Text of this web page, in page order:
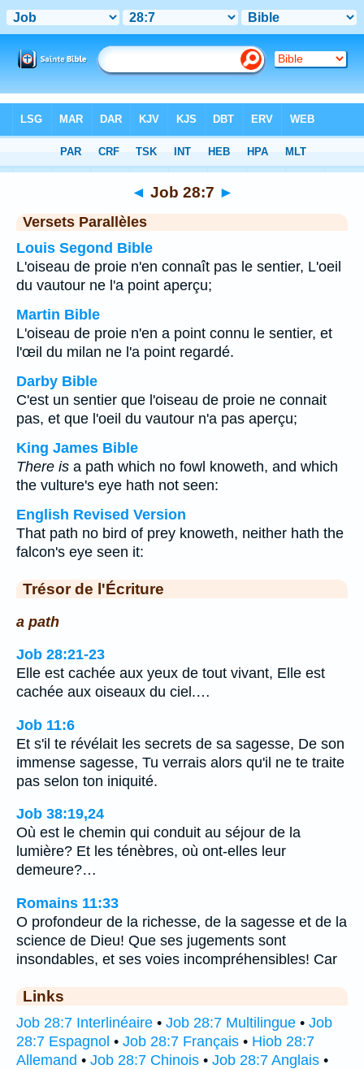
Chapitre 28 > Verset 7
◄ Job 28:7 ►
Versets Parallèles
Louis Segond Bible
L'oiseau de proie n'en connaît pas le sentier, L'oeil
du vautour ne l'a point aperçu;
Martin Bible
L'oiseau de proie n'en a point connu le sentier, et
l'œil du milan ne l'a point regardé.
Darby Bible
C'est un sentier que l'oiseau de proie ne connait
pas, et que l'oeil du vautour n'a pas aperçu;
King James Bible
There is a path which no fowl knoweth, and which
the vulture's eye hath not seen:
English Revised Version
That path no bird of prey knoweth, neither hath the
falcon's eye seen it:
Trésor de l'Écriture
a path
Job 28:21-23
Elle est cachée aux yeux de tout vivant, Elle est
cachée aux oiseaux du ciel.…
Job 11:6
Et s'il te révélait les secrets de sa sagesse, De son
immense sagesse, Tu verrais alors qu'il ne te traite
pas selon ton iniquité.
Job 38:19,24
Où est le chemin qui conduit au séjour de la
lumière? Et les ténèbres, où ont-elles leur
demeure?…
Romains 11:33
O profondeur de la richesse, de la sagesse et de la
science de Dieu! Que ses jugements sont
insondables, et ses voies incompréhensibles! Car
Links
Job 28:7 Interlinéaire • Job 28:7 Multilingue • Job
28:7 Espagnol • Job 28:7 Français • Hiob 28:7
Allemand • Job 28:7 Chinois • Job 28:7 Anglais •